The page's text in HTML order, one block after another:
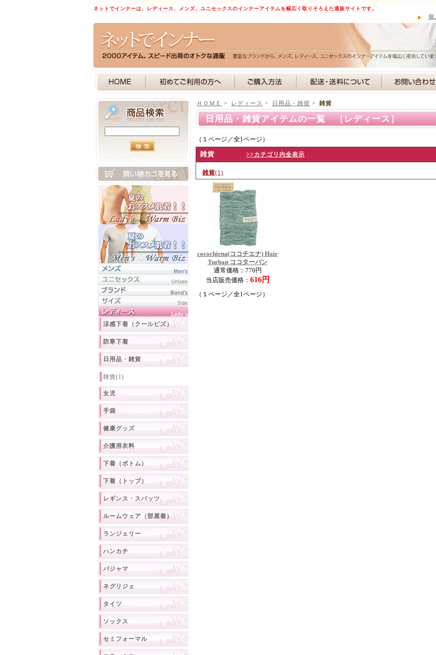
ネットでインナーは、レディース、メンズ、ユニセックスのインナーアイテムを幅広く取りそろえた通販サイトです。
個
涼感下着（クールビズ）
防寒下着
日用品・雑貨
雑貨(1)
女児
手袋
健康グッズ
介護用衣料
下着（ボトム）
下着（トップ）
レギンス・スパッツ
ルームウェア（部屋着）
ランジェリー
ハンカチ
パジャマ
ネグリジェ
タイツ
ソックス
セミフォーマル
ＨＯＭＥ > レディース > 日用品・雑貨 > 雑貨
日用品・雑貨アイテムの一覧 ［レディース］
（１ページ／全1ページ）
雑貨 >>カテゴリ内全表示
雑貨(1)
cocochiena(ココチエナ) Hair
Turban ココターバン
通常価格：770円
当店販売価格： 616円
（１ページ／全1ページ）